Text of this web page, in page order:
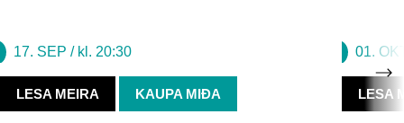
17. SEP / kl. 20:30
LESA MEIRA KAUPA MIÐA
01.
LESA